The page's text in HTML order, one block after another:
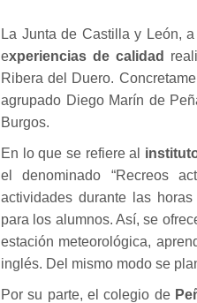
La Junta de Castilla y León,
experiencias de calidad
Ribera del Duero.
agrupado Diego Marín de
Burgos.
En lo que se refiere al
el denominado “Recreos
actividades durante las
para los alumnos. Así, se
estación meteorológica,
inglés. Del mismo modo se
Por su parte, el colegio de